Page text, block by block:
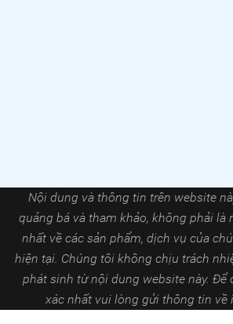
Nội dung và thông tin trên website
quảng bá và tham khảo, không phải là
nhất về các sản phẩm, dịch vụ của
hiện tại. Chúng tôi không chịu trách
phát sinh từ nội dung website này. Để
xác nhất vui lòng gửi thông tin về